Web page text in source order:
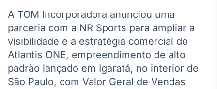
Agro
Tudo sobre o
agronegócio
Broadcast
Político
A TOM Incorporadora anunciou uma
parceria com a NR Sports para ampliar a
visibilidade e a estratégia comercial do
Atlantis ONE, empreendimento de alto
padrão lançado em Igaratá, no interior de
São Paulo, com Valor Geral de Vendas